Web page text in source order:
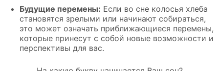
Будущие перемены: Если во сне колосья хлеба
становятся зрелыми или начинают собираться,
это может означать приближающиеся перемены,
которые принесут с собой новые возможности и
перспективы для вас.